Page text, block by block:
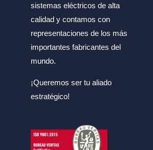
sistemas eléctricos de alta
calidad y contamos con
representaciones de los más
importantes fabricantes del
mundo.
¡Queremos ser tu aliado
estratégico!